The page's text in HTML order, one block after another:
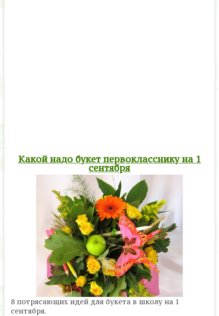
Какой надо букет первокласснику на 1
сентября
8 потрясающих идей для букета в школу на 1
сентября.